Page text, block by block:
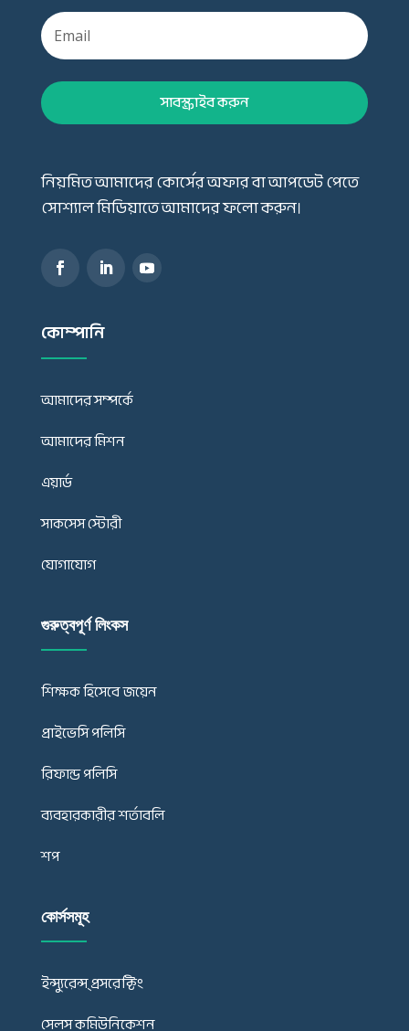
সাবস্ক্রাইব করুন
নিয়মিত আমাদের কোর্সের অফার বা আপডেট পেতে
সোশ্যাল মিডিয়াতে আমাদের ফলো করুন।
কোম্পানি
আমাদের সম্পর্কে
আমাদের মিশন
এয়ার্ড
সাকসেস স্টোরী
যোগাযোগ
গুরুত্বপূর্ণ লিংকস
শিক্ষক হিসেবে জয়েন
প্রাইভেসি পলিসি
রিফান্ড পলিসি
ব্যবহারকারীর শর্তাবলি
শপ
কোর্সসমূহ
ইন্স্যুরেন্স্ প্রসরেক্টিং
সেলস কমিউনিকেশন